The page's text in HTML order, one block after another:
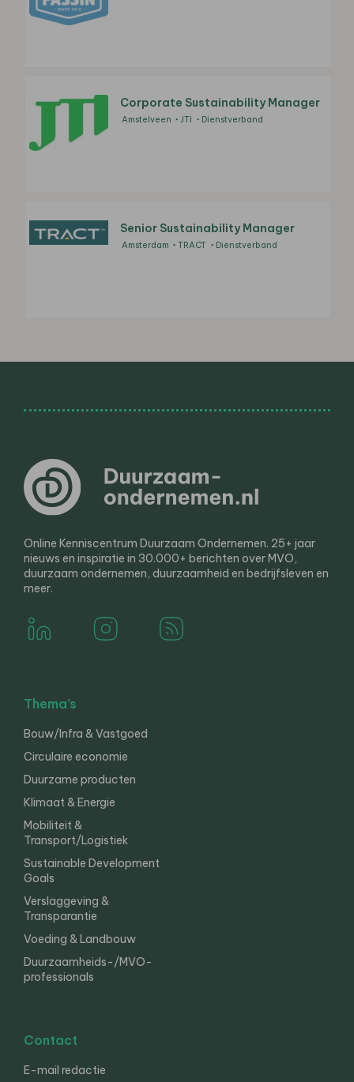
Corporate Sustainability Manager
Amstelveen JTI Dienstverband
Senior Sustainability Manager
Amsterdam TRACT Dienstverband
Online Kenniscentrum Duurzaam Ondernemen. 25+ jaar
nieuws en inspiratie in 30.000+ berichten over MVO,
duurzaam ondernemen, duurzaamheid en bedrijfsleven en
meer.
Thema’s
Bouw/Infra & Vastgoed
Circulaire economie
Duurzame producten
Klimaat & Energie
Mobiliteit &
Transport/Logistiek
Sustainable Development
Goals
Verslaggeving &
Transparantie
Voeding & Landbouw
Duurzaamheids-/MVO-
professionals
Contact
E-mail redactie